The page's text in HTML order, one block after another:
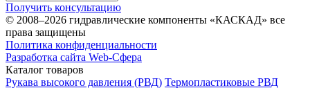
Получить консультацию
© 2008–2026 гидравлические компоненты «КАСКАД» все
права защищены
Политика конфиденциальности
Разработка сайта Web-Сфера
Каталог товаров
Рукава высокого давления (РВД) Термопластиковые РВД